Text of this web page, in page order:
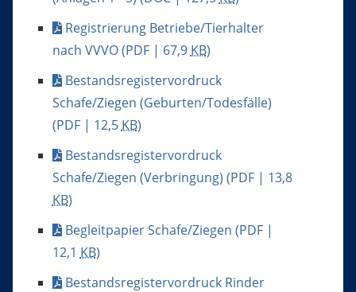
Registrierung Betriebe/Tierhalter
nach VVVO(PDF | 67,9 KB)
Bestandsregistervordruck
Schafe/Ziegen (Geburten/Todesfälle)
(PDF | 12,5 KB)
Bestandsregistervordruck
Schafe/Ziegen (Verbringung) (PDF | 13,8
KB)
Begleitpapier Schafe/Ziegen (PDF |
12,1 KB)
Bestandsregistervordruck Rinder